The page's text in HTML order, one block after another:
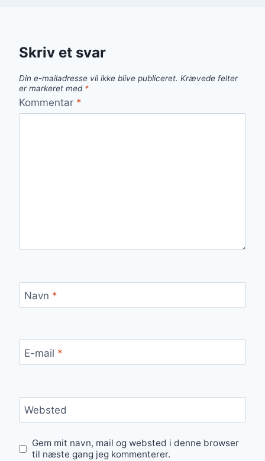
Skriv et svar
Din e-mailadresse vil ikke blive publiceret. Krævede felter
er markeret med *
Kommentar *
Navn *
E-mail *
Websted
Gem mit navn, mail og websted i denne browser
til næste gang jeg kommenterer.